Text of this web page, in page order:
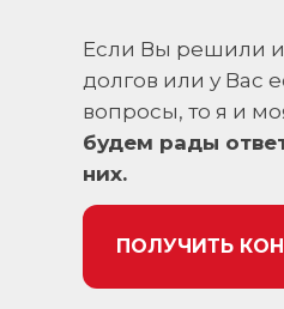
Если Вы решили
долгов или у Вас
вопросы, то я и
будем рады
них.
ПОЛУЧИТЬ